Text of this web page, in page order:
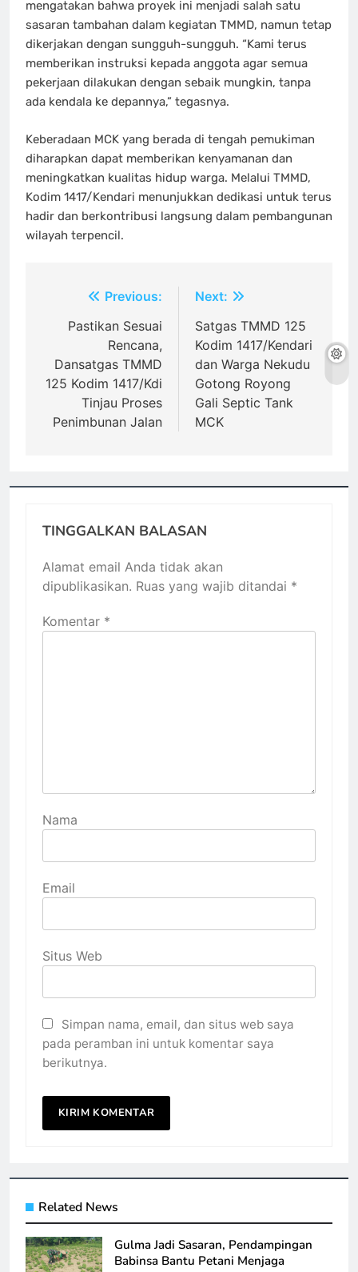
mengatakan bahwa proyek ini menjadi salah satu
sasaran tambahan dalam kegiatan TMMD, namun tetap
dikerjakan dengan sungguh-sungguh. “Kami terus
memberikan instruksi kepada anggota agar semua
pekerjaan dilakukan dengan sebaik mungkin, tanpa
ada kendala ke depannya,” tegasnya.
Keberadaan MCK yang berada di tengah pemukiman
diharapkan dapat memberikan kenyamanan dan
meningkatkan kualitas hidup warga. Melalui TMMD,
Kodim 1417/Kendari menunjukkan dedikasi untuk terus
hadir dan berkontribusi langsung dalam pembangunan
wilayah terpencil.
Navigasi
pos
Previous:
Pastikan Sesuai
Rencana,
Dansatgas TMMD
125 Kodim 1417/Kdi
Tinjau Proses
Penimbunan Jalan
Next:
Satgas TMMD 125
Kodim 1417/Kendari
dan Warga Nekudu
Gotong Royong
Gali Septic Tank
MCK
TINGGALKAN BALASAN
Alamat email Anda tidak akan
dipublikasikan. Ruas yang wajib ditandai *
Komentar *
Nama
Email
Situs Web
Simpan nama, email, dan situs web saya
pada peramban ini untuk komentar saya
berikutnya.
Related News
Gulma Jadi Sasaran, Pendampingan
Babinsa Bantu Petani Menjaga